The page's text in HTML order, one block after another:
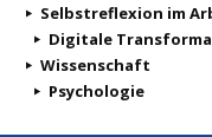
Selbstreflexion im
Digitale
Wissenschaft
Psychologie